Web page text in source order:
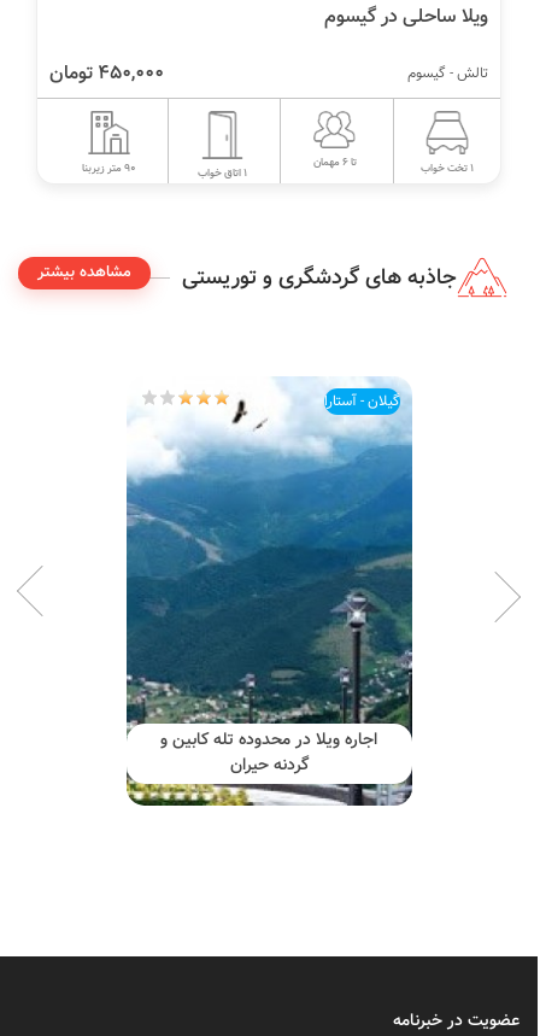
ویلا ساحلی در گیسوم
450,000 تومان تالش - گیسوم
1 تخت خواب تا 6 مهمان
1 اتاق خواب 90 متر زیربنا
جاذبه های گردشگری و توریستی مشاهده بیشتر
گیلان - آستارا
اجاره ویلا در محدوده تله کابین و
گردنه حیران
عضویت در خبرنامه